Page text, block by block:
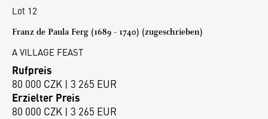
Lot 12
Franz de Paula Ferg (1689 - 1740) (zugeschrieben)
A VILLAGE FEAST
Rufpreis
80 000 CZK | 3 265 EUR
Erzielter Preis
80 000 CZK | 3 265 EUR